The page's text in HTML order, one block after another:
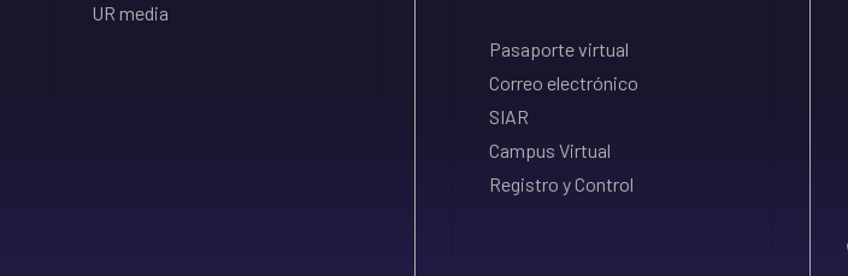
UR media
Pasaporte virtual
Correo electrónico
SIAR
Campus Virtual
Registro y Control